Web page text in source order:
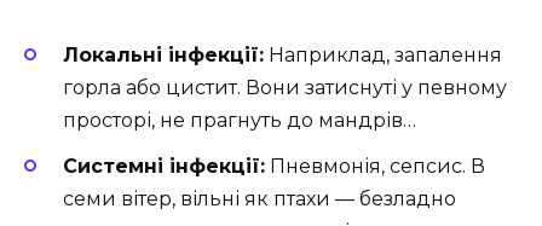
Локальні інфекції: Наприклад, запалення
горла або цистит. Вони затиснуті у певному
просторі, не прагнуть до мандрів…
Системні інфекції: Пневмонія, сепсис. В
семи вітер, вільні як птахи — безладно